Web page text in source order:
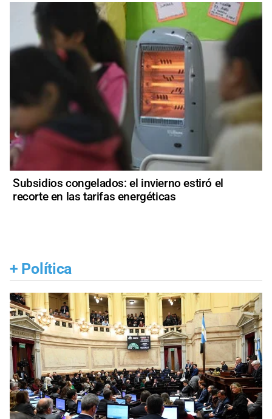
Subsidios congelados: el invierno estiró el
recorte en las tarifas energéticas
+ Política